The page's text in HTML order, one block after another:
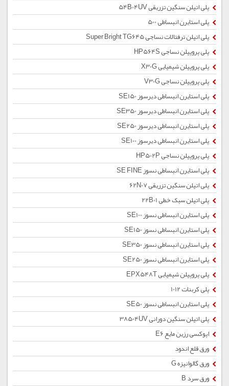
پلی اتیلن سنگین تزریقی 54B04UV
پلی استایرن انبساطی 500
پلی اتیلن ترفتالات نساجی Super Bright TG645
پلی پروپیلن نساجی HP564S
پلی پروپیلن شیمیایی X30G
پلی پروپیلن نساجی V30G
پلی استایرن انبساطی دیرسوز SE150
پلی استایرن انبساطی دیرسوز SE350
پلی استایرن انبساطی دیرسوز SE250
پلی استایرن انبساطی دیرسوز SE100
پلی پروپیلن نساجی HP502P
پلی استایرن انبساطی نسوز SE FINE
پلی اتیلن سنگین تزریقی 62N07
پلی اتیلن سبک خطی 22B01
پلی استایرن انبساطی نسوز SE100
پلی استایرن انبساطی نسوز SE150
پلی استایرن انبساطی نسوز SE350
پلی استایرن انبساطی نسوز SE250
پلی پروپیلن شیمیایی EPX548T
پلی کربنات 1012
پلی استایرن انبساطی نسوز SE50
پلی اتیلن سنگین دورانی 38504UV
اپوکسی رزین مایع E6
ورق قلع اندود
ورق گالوانیزه G
ورق سرد B